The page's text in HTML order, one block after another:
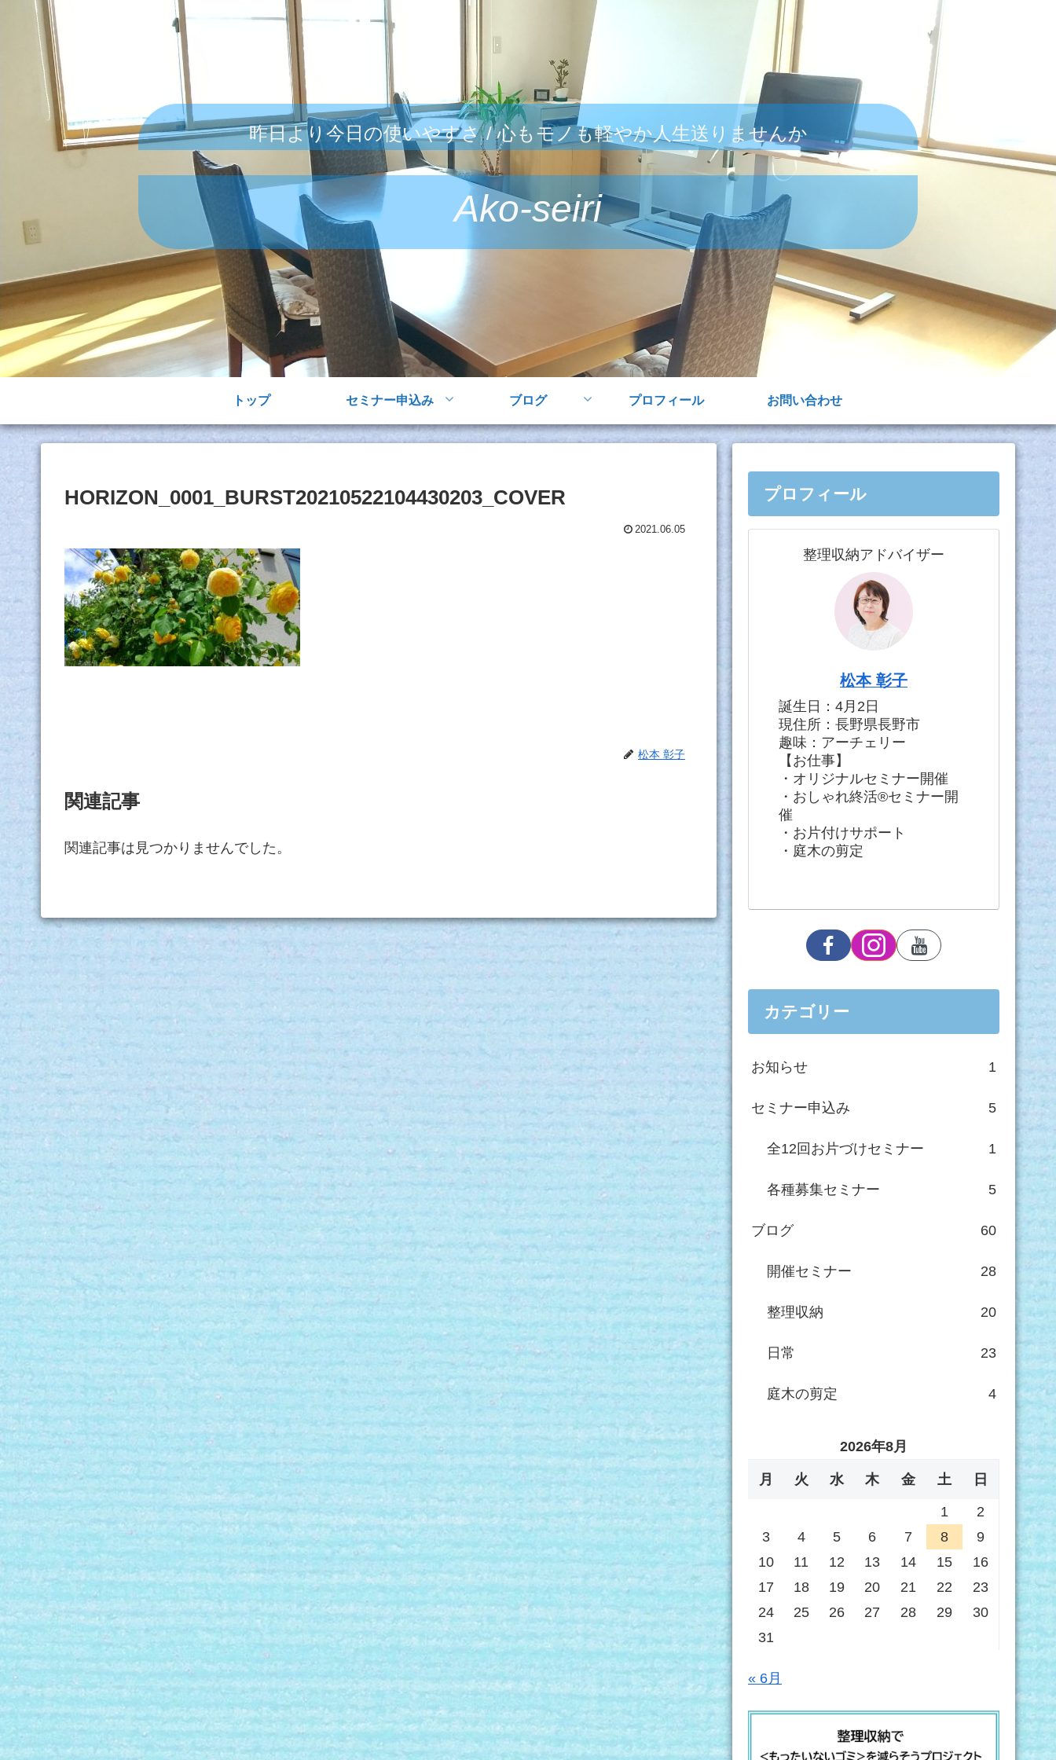
昨日より今日の使いやすさ / 心もモノも軽やか人生送りませんか
Ako-seiri
トップ セミナー申込み ブログ プロフィール お問い合わせ
HORIZON_0001_BURST20210522104430203_COVER
2021.06.05
松本 彰子
関連記事
関連記事は見つかりませんでした。
プロフィール
整理収納アドバイザー
松本 彰子
誕生日：4月2日
現住所：長野県長野市
趣味：アーチェリー
【お仕事】
・オリジナルセミナー開催
・おしゃれ終活®セミナー開
催
・お片付けサポート
・庭木の剪定
カテゴリー
お知らせ 1
セミナー申込み 5
全12回お片づけセミナー 1
各種募集セミナー 5
ブログ 60
開催セミナー 28
整理収納 20
日常 23
庭木の剪定 4
2026年8月
月 火 水 木 金 土 日
1
2
3
4 5 6 7 8
9
10
11 12 13 14 15
16
17
18 19 20 21 22
23
24
25 26 27 28 29
30
31
« 6月